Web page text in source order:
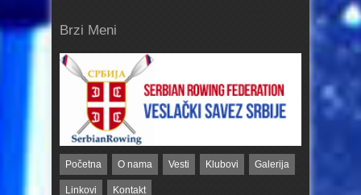
Brzi Meni
Početna O nama Vesti Klubovi Galerija
Linkovi Kontakt